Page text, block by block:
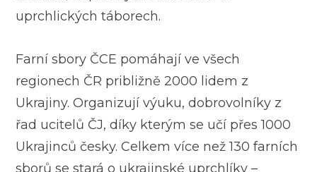
uprchlických táborech.
Farní sbory ČCE pomáhají ve všech
regionech ČR približně 2000 lidem z
Ukrajiny. Organizují výuku, dobrovolníky z
řad ucitelů ČJ, díky kterým se učí přes 1000
Ukrajinců česky. Celkem více než 130 farních
sborů se stará o ukrajinské uprchlíky –